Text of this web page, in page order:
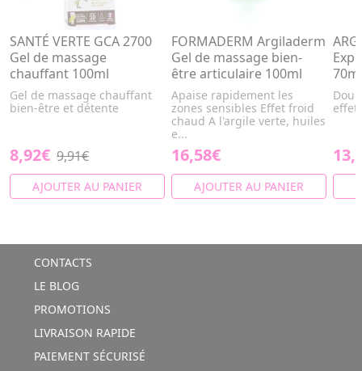
SANTÉ VERTE GCA 2700
Gel de massage
chauffant 100ml
Gel de massage chauffant
bien-être et détente
8,92€ 9,91€
AJOUTER AU PANIER
FORMADERM Argiladerm
Gel de massage bien-
être articulaire 100ml
Apaise rapidement les
zones sensibles Effet froid
chaud A l'argile verte, huiles
e...
16,58€
AJOUTER AU PANIER
70ml
effet
CONTACTS
LE BLOG
PROMOTIONS
LIVRAISON RAPIDE
PAIEMENT SÉCURISÉ